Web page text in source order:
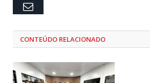
Email
CONTEÚDO RELACIONADO